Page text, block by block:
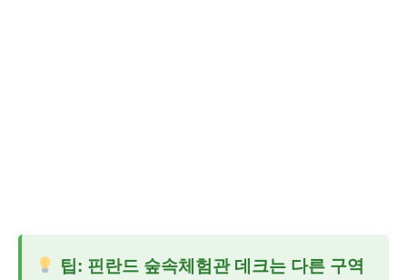
팁: 핀란드 숲속체험관 데크는 다른 구역